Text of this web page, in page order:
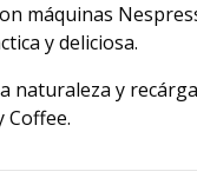
máquinas
y deliciosa.
naturaleza y
Coffee.